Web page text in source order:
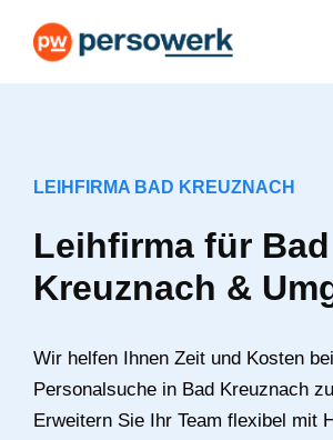
LEIHFIRMA BAD KREUZNACH
Leihfirma für Bad
Kreuznach &
Wir helfen Ihnen Zeit und Kosten
Personalsuche in Bad Kreuznach
Erweitern Sie Ihr Team flexibel mit